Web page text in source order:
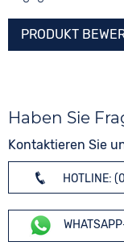
PRODUKT
Haben Sie
Kontaktieren Sie
HOTLINE: